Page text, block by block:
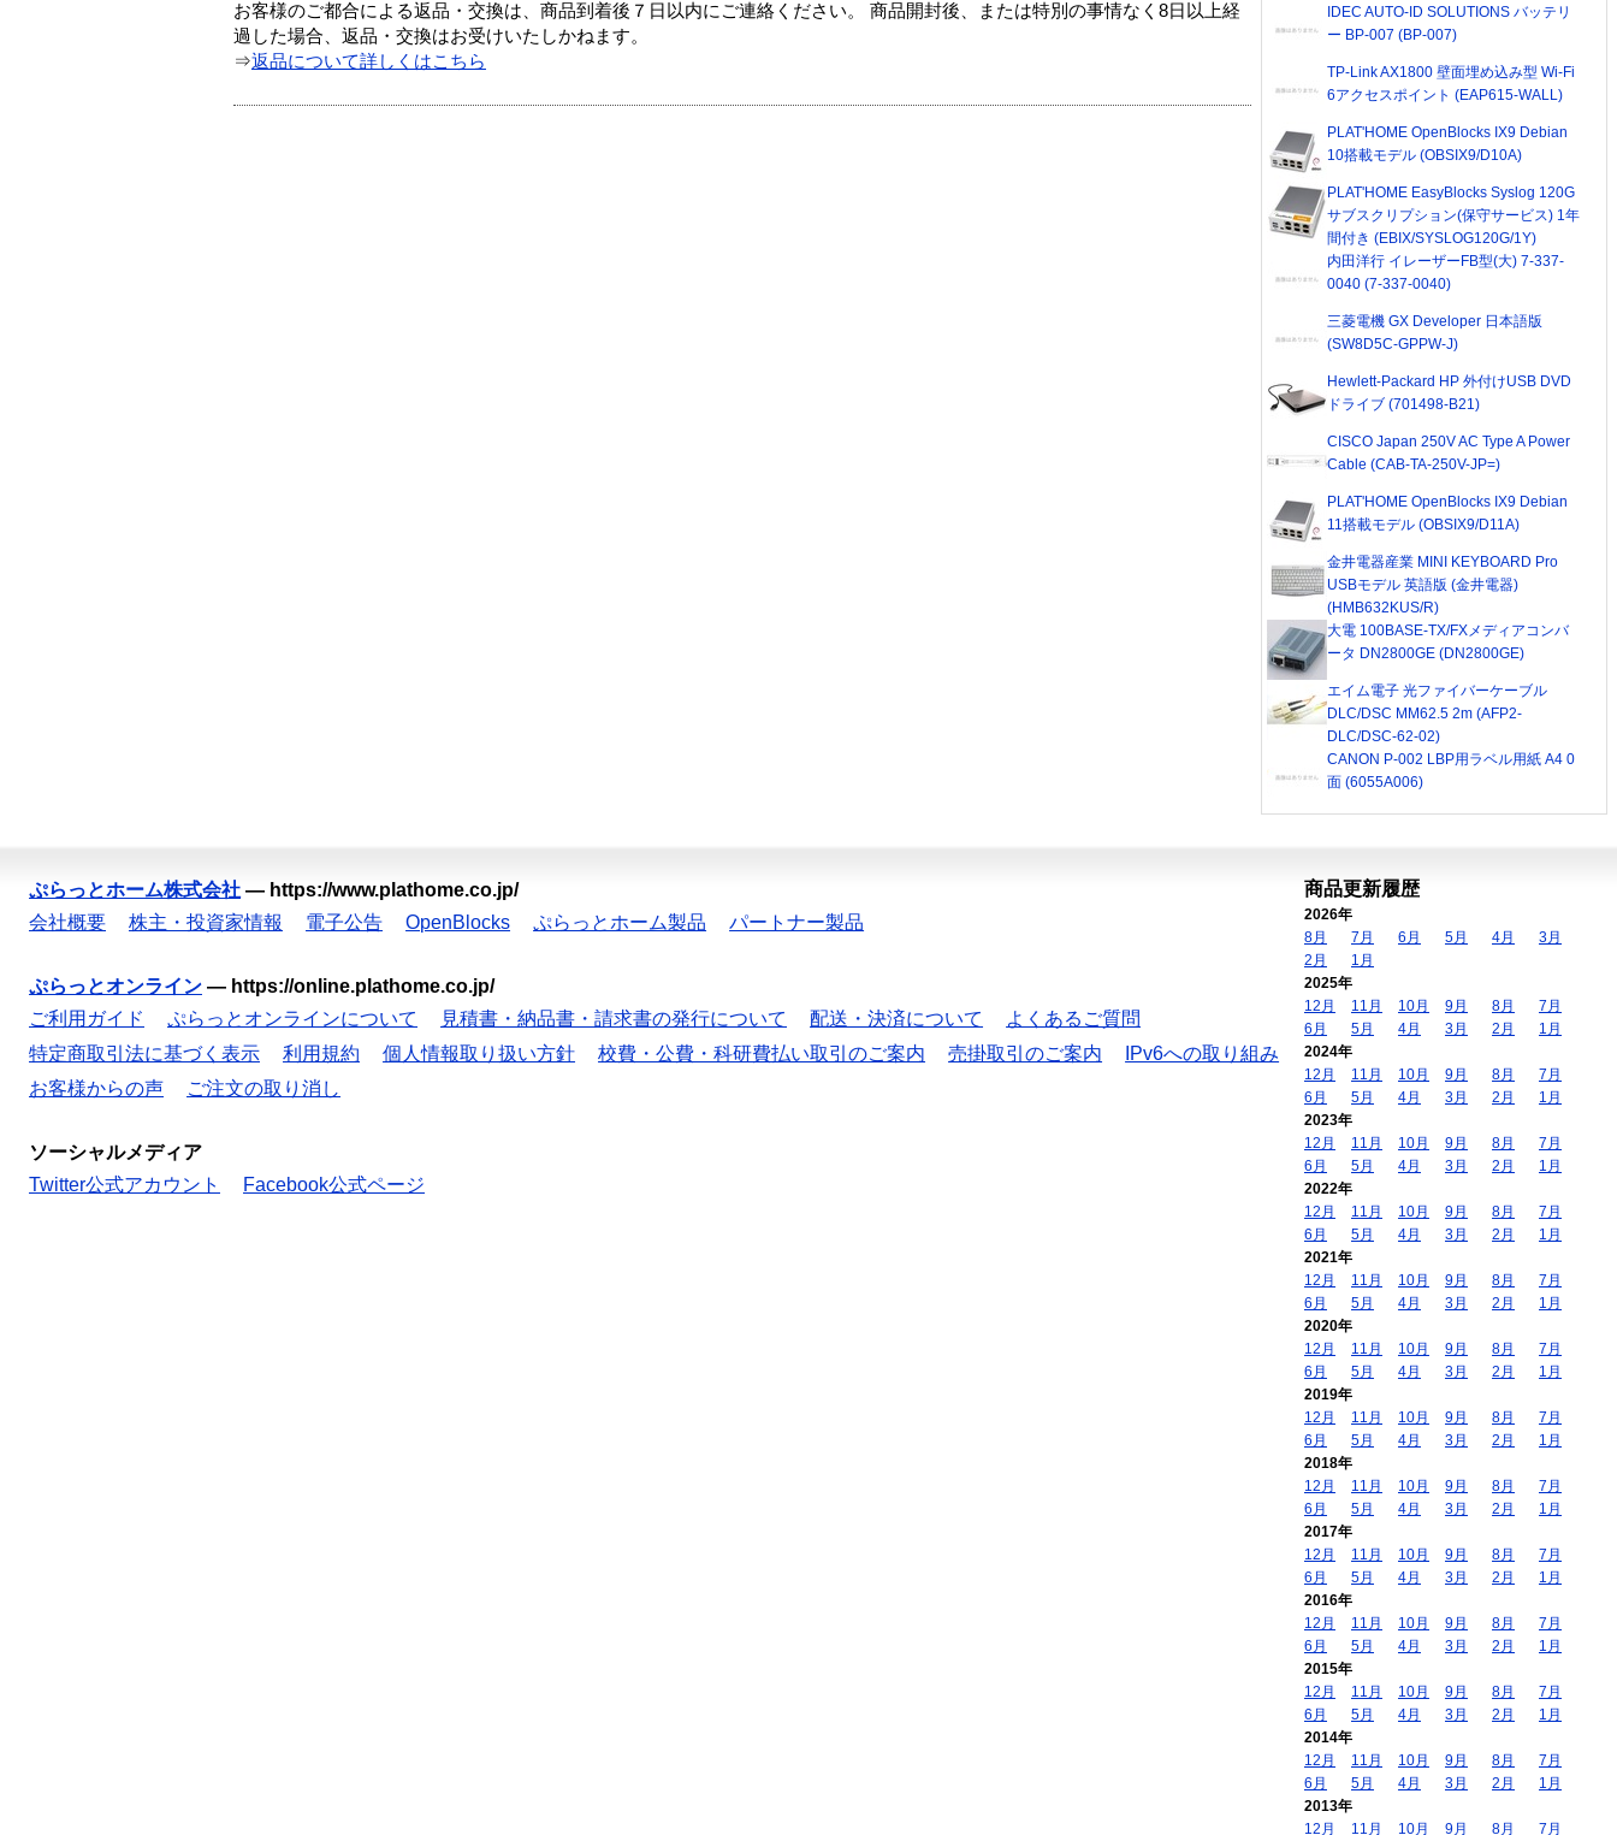
お客様のご都合による返品・交換は、商品到着後７日以内にご連絡ください。 商品開封後、または特別の事情なく8日以上経
過した場合、返品・交換はお受けいたしかねます。
⇒返品について詳しくはこちら
IDEC AUTO-ID SOLUTIONS バッテリ
ー BP-007 (BP-007)
TP-Link AX1800 壁面埋め込み型 Wi-Fi
6アクセスポイント (EAP615-WALL)
PLAT'HOME OpenBlocks IX9 Debian
10搭載モデル (OBSIX9/D10A)
PLAT'HOME EasyBlocks Syslog 120G
サブスクリプション(保守サービス) 1年
間付き (EBIX/SYSLOG120G/1Y)
内田洋行 イレーザーFB型(大) 7-337-
0040 (7-337-0040)
三菱電機 GX Developer 日本語版
(SW8D5C-GPPW-J)
Hewlett-Packard HP 外付けUSB DVD
ドライブ (701498-B21)
CISCO Japan 250V AC Type A Power
Cable (CAB-TA-250V-JP=)
PLAT'HOME OpenBlocks IX9 Debian
11搭載モデル (OBSIX9/D11A)
金井電器産業 MINI KEYBOARD Pro
USBモデル 英語版 (金井電器)
(HMB632KUS/R)
大電 100BASE-TX/FXメディアコンバ
ータ DN2800GE (DN2800GE)
エイム電子 光ファイバーケーブル
DLC/DSC MM62.5 2m (AFP2-
DLC/DSC-62-02)
CANON P-002 LBP用ラベル用紙 A4 0
面 (6055A006)
ぷらっとホーム株式会社 — https://www.plathome.co.jp/
会社概要
株主・投資家情報 電子公告 OpenBlocks ぷらっとホーム製品 パートナー製品
ぷらっとオンライン — https://online.plathome.co.jp/
ご利用ガイド
ぷらっとオンラインについて 見積書・納品書・請求書の発行について 配送・決済について
よくあるご質問
特定商取引法に基づく表示
利用規約 個人情報取り扱い方針 校費・公費・科研費払い取引のご案内 売掛取引のご案内
IPv6への取り組み
お客様からの声
ご注文の取り消し
ソーシャルメディア
Twitter公式アカウント
Facebook公式ページ
商品更新履歴
2026年
8月
7月 6月 5月 4月
3月
2月
1月
2025年
12月
11月 10月 9月 8月
7月
6月
5月 4月 3月 2月
1月
2024年
12月
11月 10月 9月 8月
7月
6月
5月 4月 3月 2月
1月
2023年
12月
11月 10月 9月 8月
7月
6月
5月 4月 3月 2月
1月
2022年
12月
11月 10月 9月 8月
7月
6月
5月 4月 3月 2月
1月
2021年
12月
11月 10月 9月 8月
7月
6月
5月 4月 3月 2月
1月
2020年
12月
11月 10月 9月 8月
7月
6月
5月 4月 3月 2月
1月
2019年
12月
11月 10月 9月 8月
7月
6月
5月 4月 3月 2月
1月
2018年
12月
11月 10月 9月 8月
7月
6月
5月 4月 3月 2月
1月
2017年
12月
11月 10月 9月 8月
7月
6月
5月 4月 3月 2月
1月
2016年
12月
11月 10月 9月 8月
7月
6月
5月 4月 3月 2月
1月
2015年
12月
11月 10月 9月 8月
7月
6月
5月 4月 3月 2月
1月
2014年
12月
11月 10月 9月 8月
7月
6月
5月 4月 3月 2月
1月
2013年
12月
11月 10月 9月 8月 7月